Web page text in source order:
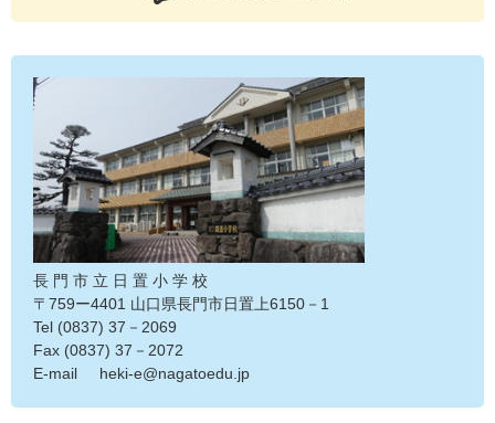
​長 門 市 立 日 置 小 学 校
〒759ー4401 山口県長門市日置上6150－1
Tel (0837) 37－2069
Fax (0837) 37－2072
E-mail heki-e@nagatoedu.jp